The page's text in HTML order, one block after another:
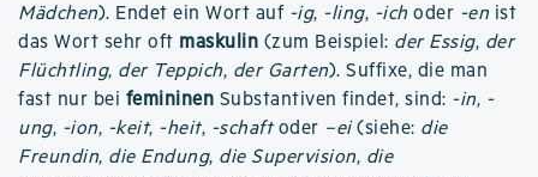
Mädchen). Endet ein Wort auf -ig, -ling, -ich oder -en ist
das Wort sehr oft maskulin (zum Beispiel: der Essig, der
Flüchtling, der Teppich, der Garten). Suffixe, die man
fast nur bei femininen Substantiven findet, sind: -in, -
ung, -ion, -keit, -heit, -schaftoder –ei(siehe: die
Freundin, die Endung, die Supervision, die